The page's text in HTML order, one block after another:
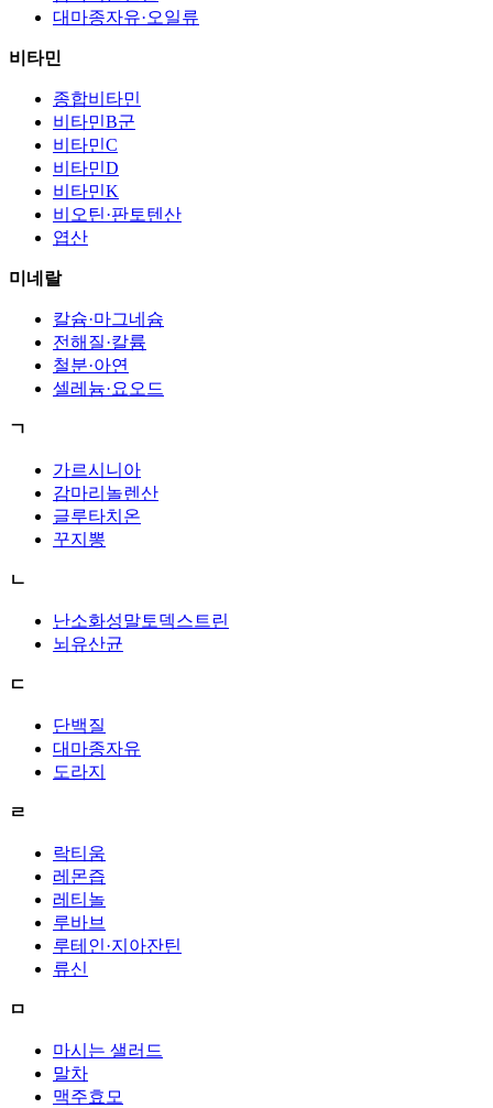
대마종자유·오일류
비타민
종합비타민
비타민B군
비타민C
비타민D
비타민K
비오틴·판토텐산
엽산
미네랄
칼슘·마그네슘
전해질·칼륨
철분·아연
셀레늄·요오드
ㄱ
가르시니아
감마리놀렌산
글루타치온
꾸지뽕
ㄴ
난소화성말토덱스트린
뇌유산균
ㄷ
단백질
대마종자유
도라지
ㄹ
락티움
레몬즙
레티놀
루바브
루테인·지아잔틴
류신
ㅁ
마시는 샐러드
말차
맥주효모